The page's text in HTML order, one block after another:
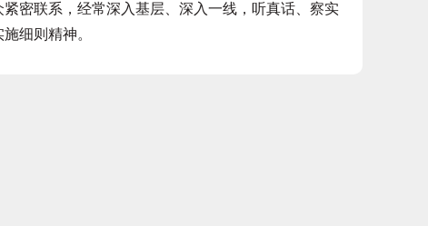
密联系，经常深入基层、深入一线，听真话、察实
细则精神。